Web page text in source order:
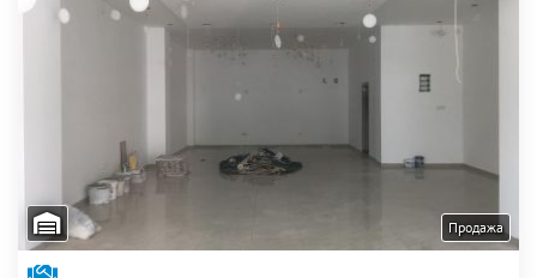
Продажа